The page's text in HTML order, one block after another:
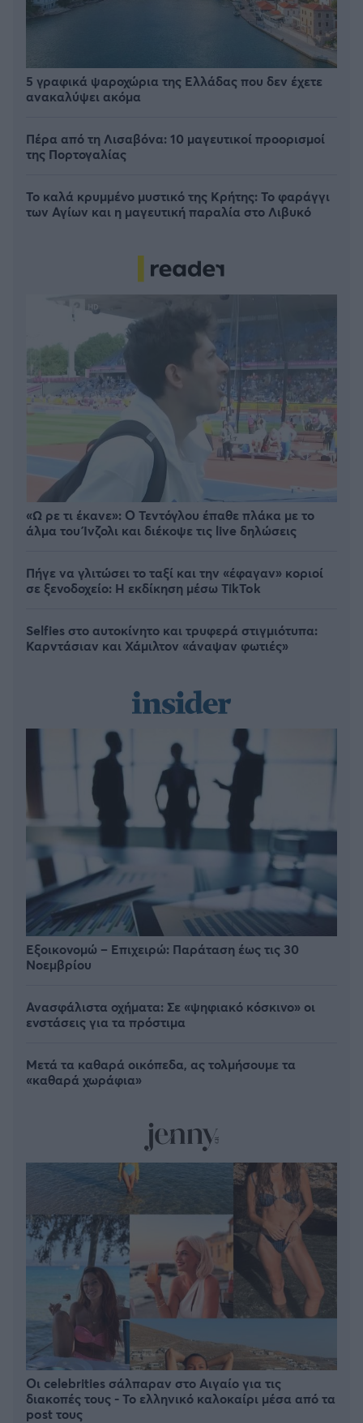
5 γραφικά ψαροχώρια της Ελλάδας που δεν έχετε
ανακαλύψει ακόμα
Πέρα από τη Λισαβόνα: 10 μαγευτικοί προορισμοί
της Πορτογαλίας
Το καλά κρυμμένο μυστικό της Κρήτης: Το φαράγγι
των Αγίων και η μαγευτική παραλία στο Λιβυκό
«Ω ρε τι έκανε»: Ο Τεντόγλου έπαθε πλάκα με το
άλμα του Ίνζολι και διέκοψε τις live δηλώσεις
Πήγε να γλιτώσει το ταξί και την «έφαγαν» κοριοί
σε ξενοδοχείο: H εκδίκηση μέσω TikTok
Selfies στο αυτοκίνητο και τρυφερά στιγμιότυπα:
Καρντάσιαν και Χάμιλτον «άναψαν φωτιές»
Εξοικονομώ – Επιχειρώ: Παράταση έως τις 30
Νοεμβρίου
Ανασφάλιστα οχήματα: Σε «ψηφιακό κόσκινο» οι
ενστάσεις για τα πρόστιμα
Μετά τα καθαρά οικόπεδα, ας τολμήσουμε τα
«καθαρά χωράφια»
Οι celebrities σάλπαραν στο Αιγαίο για τις
διακοπές τους - Το ελληνικό καλοκαίρι μέσα από τα
post τους